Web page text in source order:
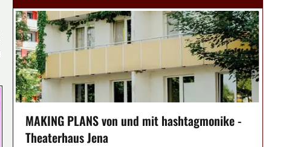
MAKING PLANS von und mit hashtagmonike -
Theaterhaus Jena